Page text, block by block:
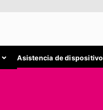
Asistencia de dispositivo